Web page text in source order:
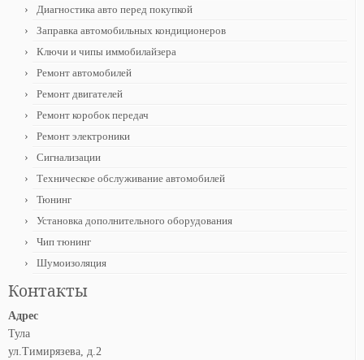
Диагностика авто перед покупкой
Заправка автомобильных кондиционеров
Ключи и чипы иммобилайзера
Ремонт автомобилей
Ремонт двигателей
Ремонт коробок передач
Ремонт электроники
Сигнализации
Техническое обслуживание автомобилей
Тюнинг
Установка дополнительного оборудования
Чип тюнинг
Шумоизоляция
Контакты
Адрес
Тула
ул.Тимирязева, д.2